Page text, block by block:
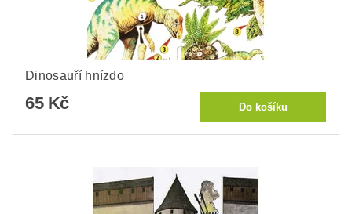
Dinosauří hnízdo
65 Kč